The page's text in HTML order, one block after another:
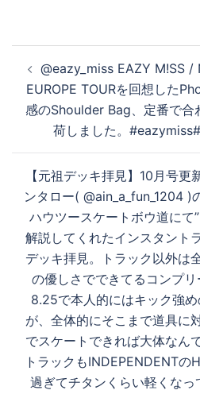
稿
ナ
ビ
シ
ン
@eazy_miss EAZY M!SS
EUROPE TOURを回想した
感のShoulder Bag、定番で合
荷しました。
【元祖デッキ拝見】10月号
ンタロー( @ain_a_fun_1204 )
ハウツースケートボウ道に
解説してくれたインスタント
デッキ拝見。トラック以外は
の優しさでできてるコンプ
8.25で本人的にはキック強
が、全体的にそこまで道具に
でスケートできれば大体なん
トラックもINDEPENDENTの
過ぎてチタンくらい軽くなっ